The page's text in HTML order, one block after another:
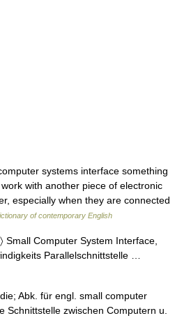
systems interface something
with another piece of electronic
especially when they are connected
of contemporary English
Small Computer System Interface,
Parallelschnittstelle …
Abk. für engl. small computer
Schnittstelle zwischen Computern u.